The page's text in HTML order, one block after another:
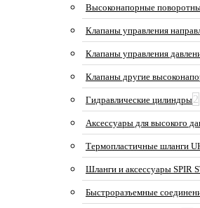
Высоконапорные
Клапаны управления
Клапаны управления
Клапаны другие
Гидравлические цилиндры2
Аксессуары для высокого
Термопластичные шланги
Шланги и аксессуары SPIR
Быстроразъемные